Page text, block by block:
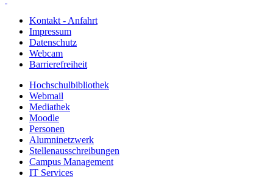
Kontakt - Anfahrt
Impressum
Datenschutz
Webcam
Barrierefreiheit
Hochschulbibliothek
Webmail
Mediathek
Moodle
Personen
Alumninetzwerk
Stellenausschreibungen
Campus Management
IT Services